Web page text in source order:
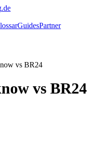
.de
GuidesPartner
vs BR24
vs BR24